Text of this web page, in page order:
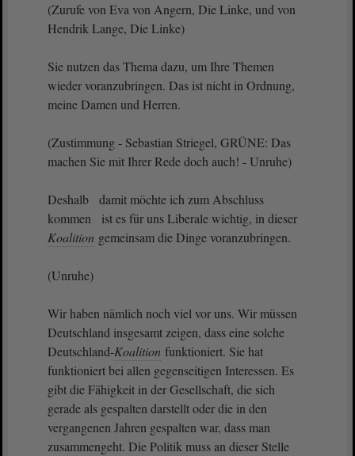
(Zurufe von Eva von Angern, Die Linke, und von
Hendrik Lange, Die Linke)
Sie nutzen das Thema dazu, um Ihre Themen
wieder voranzubringen. Das ist nicht in Ordnung,
meine Damen und Herren.
(Zustimmung - Sebastian Striegel, GRÜNE: Das
machen Sie mit Ihrer Rede doch auch! - Unruhe)
Deshalb damit möchte ich zum Abschluss
kommen ist es für uns Liberale wichtig, in dieser
Koalition gemeinsam die Dinge voranzubringen.
(Unruhe)
Wir haben nämlich noch viel vor uns. Wir müssen
Deutschland insgesamt zeigen, dass eine solche
Deutschland-Koalition funktioniert. Sie hat
funktioniert bei allen gegenseitigen Interessen. Es
gibt die Fähigkeit in der Gesellschaft, die sich
gerade als gespalten darstellt oder die in den
vergangenen Jahren gespalten war, dass man
zusammengeht. Die Politik muss an dieser Stelle